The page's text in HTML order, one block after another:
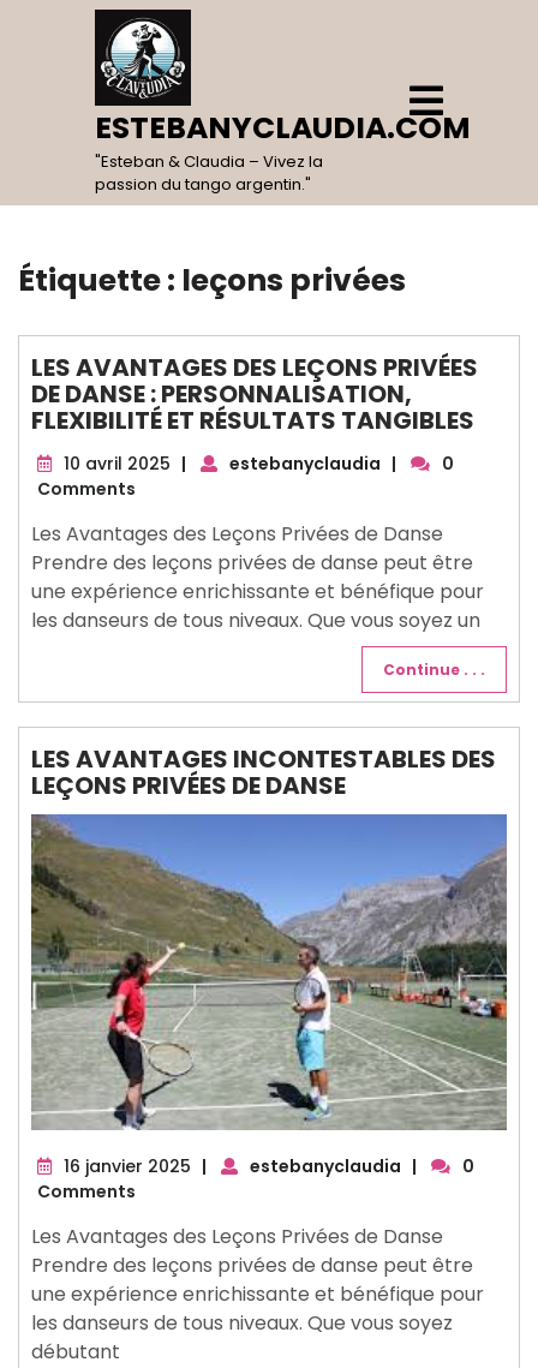
ESTEBANYCLAUDIA.COM
"Esteban & Claudia – Vivez la
passion du tango argentin."
Open
Menu
Étiquette : leçons privées
LES AVANTAGES DES LEÇONS PRIVÉES
DE DANSE : PERSONNALISATION,
FLEXIBILITÉ ET RÉSULTATS TANGIBLES
10 avril 2025 10| estebanyclaudia |
0
Comments
Les Avantages des Leçons Privées de Danse
Prendre des leçons privées de danse peut être
une expérience enrichissante et bénéfique pour
les danseurs de tous niveaux. Que vous soyez un
Continue . . .
LES AVANTAGES INCONTESTABLES DES
LEÇONS PRIVÉES DE DANSE
16 janvier 2025 16| estebanyclaudia |
0
Comments
Les Avantages des Leçons Privées de Danse
Prendre des leçons privées de danse peut être
une expérience enrichissante et bénéfique pour
les danseurs de tous niveaux. Que vous soyez
débutant